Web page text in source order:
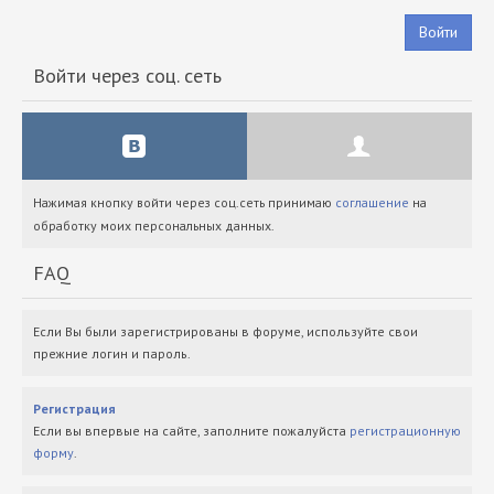
Войти
Войти через соц. сеть
Нажимая кнопку войти через соц.сеть принимаю соглашение на
обработку моих персональных данных.
FAQ
Если Вы были зарегистрированы в форуме, используйте свои
прежние логин и пароль.
Регистрация
Если вы впервые на сайте, заполните пожалуйста регистрационную
форму.